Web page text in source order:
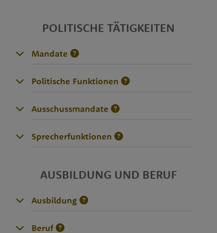
POLITISCHE TÄTIGKEITEN
Mandate
Politische Funktionen
Ausschussmandate
Sprecherfunktionen
AUSBILDUNG UND BERUF
Ausbildung
Beruf